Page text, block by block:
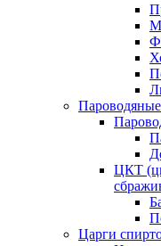
ЦКТ
Царги